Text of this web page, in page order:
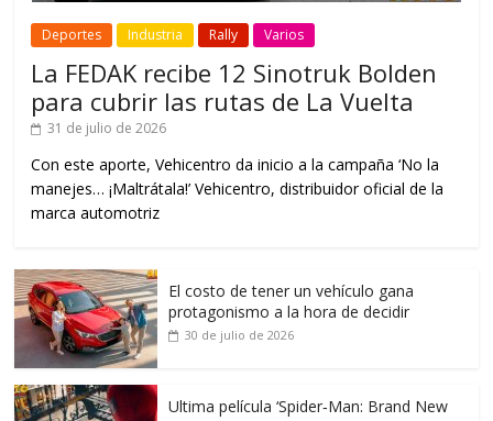
Deportes Industria Rally Varios
La FEDAK recibe 12 Sinotruk Bolden
para cubrir las rutas de La Vuelta
31 de julio de 2026
Con este aporte, Vehicentro da inicio a la campaña ‘No la
manejes… ¡Maltrátala!’ Vehicentro, distribuidor oficial de la
marca automotriz
El costo de tener un vehículo gana
protagonismo a la hora de decidir
30 de julio de 2026
Ultima película ‘Spider‑Man: Brand New